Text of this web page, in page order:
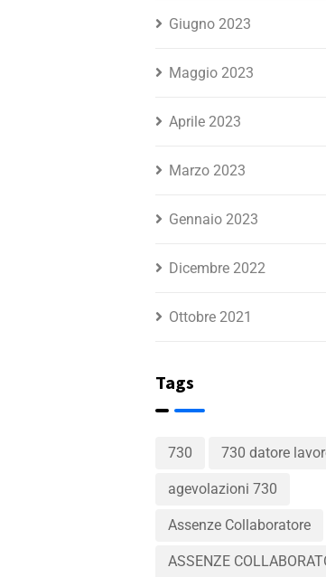
Giugno 2023
Maggio 2023
Aprile 2023
Marzo 2023
Gennaio 2023
Dicembre 2022
Ottobre 2021
Tags
730 730 datore
agevolazioni 730
Assenze Collaboratore
ASSENZE